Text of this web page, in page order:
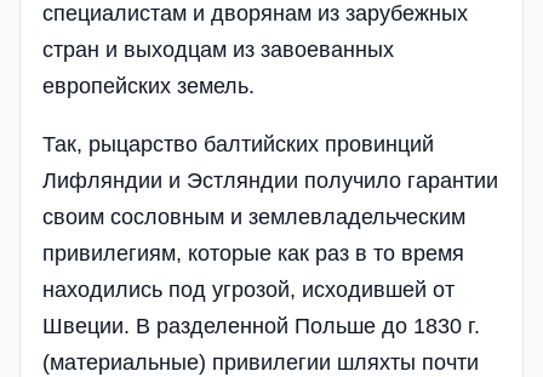
специалистам и дворянам из зарубежных
стран и выходцам из завоеванных
европейских земель.
Так, рыцарство балтийских провинций
Лифляндии и Эстляндии получило гарантии
своим сословным и землевладельческим
привилегиям, которые как раз в то время
находились под угрозой, исходившей от
Швеции. В разделенной Польше до 1830 г.
(материальные) привилегии шляхты почти